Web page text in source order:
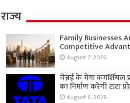
राज्य
Family Businesses
Competitive
August 7, 2026
चेन्नई के मेगा कमर्शियल
का निर्माण करेगी टाटा
August 6, 2026